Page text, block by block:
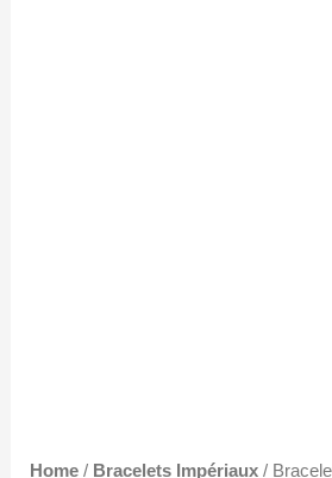
Home / Bracelets Impériaux /